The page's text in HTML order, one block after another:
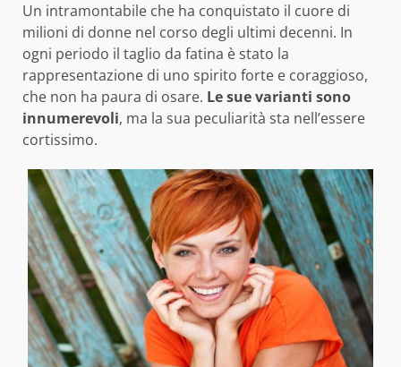
Un intramontabile che ha conquistato il cuore di
milioni di donne nel corso degli ultimi decenni. In
ogni periodo il taglio da fatina è stato la
rappresentazione di uno spirito forte e coraggioso,
che non ha paura di osare. Le sue varianti sono
innumerevoli, ma la sua peculiarità sta nell’essere
cortissimo.